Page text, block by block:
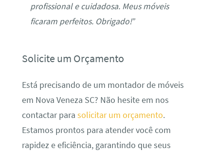
profissional e cuidadosa. Meus móveis
ficaram perfeitos. Obrigado!”
Solicite um Orçamento
Está precisando de um montador de móveis
em Nova Veneza SC? Não hesite em nos
contactar para solicitar um orçamento.
Estamos prontos para atender você com
rapidez e eficiência, garantindo que seus